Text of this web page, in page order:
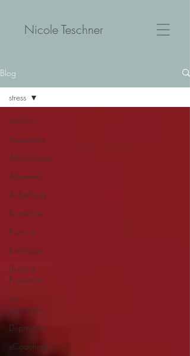
Nicole Teschner
Blog
All Posts
Akzeptanz
Alkoholismus
Allgemein
Aufstellung
Borderline
Burnout
buchtipps
Burnout-
Prävention
die
verändern
Depression
eCoaching
stress